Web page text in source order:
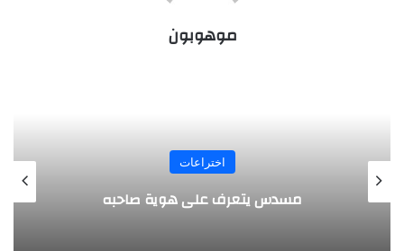
موهوبون
اختراعات
مسدس يتعرف على هوية صاحبه